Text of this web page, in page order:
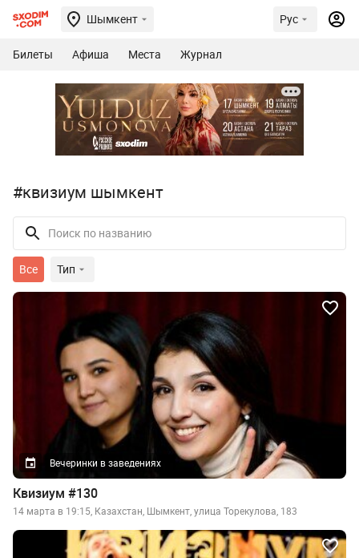
Шымкент Рус
Билеты Афиша Места Журнал
#квизиум шымкент
Все Тип
Вечеринки в заведениях
Квизиум #130
14 марта в 19:15, Казахстан, Шымкент, улица Торекулова, 183